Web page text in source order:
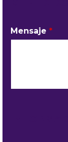
Mensaje *